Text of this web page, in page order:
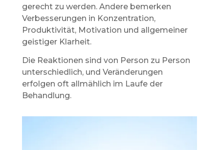
gerecht zu werden. Andere bemerken
Verbesserungen in Konzentration,
Produktivität, Motivation und allgemeiner
geistiger Klarheit.
Die Reaktionen sind von Person zu Person
unterschiedlich, und Veränderungen
erfolgen oft allmählich im Laufe der
Behandlung.